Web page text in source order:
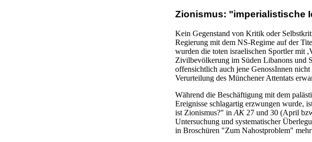
Zionismus: "imperialistische
Kein Gegenstand von Kritik oder
Regierung mit dem NS-Regime auf der
wurden die toten israelischen Sportler mit
Zivilbevölkerung im Süden Libanons und
offensichtlich auch jene GenossInnen
Verurteilung des Münchener Attentats
Während die Beschäftigung mit dem
Ereignisse schlagartig erzwungen wurde,
ist Zionismus?" in AK27 und 30 (April
Untersuchung und systematischer
in Broschüren "Zum Nahostproblem"